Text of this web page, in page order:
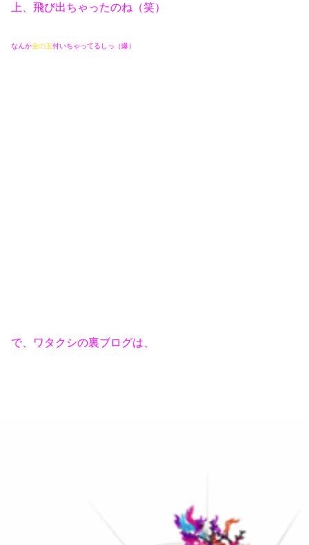
上、飛び出ちゃったのね（笑）
なんか金の玉付いちゃってるしっ（爆）
で、ワタクシの裏ブログは、